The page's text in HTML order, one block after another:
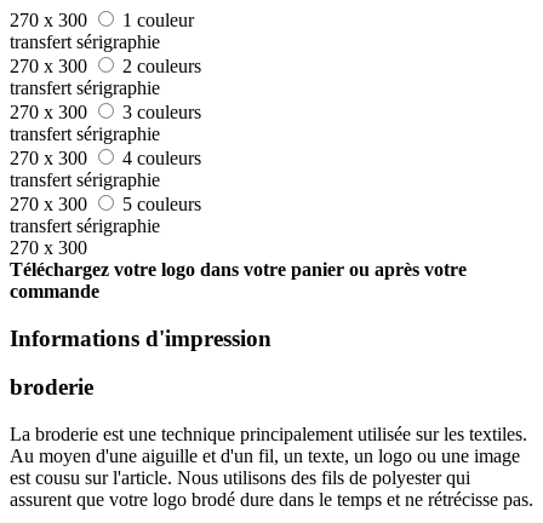
270 x 300
1 couleur
transfert sérigraphie
270 x 300
2 couleurs
transfert sérigraphie
270 x 300
3 couleurs
transfert sérigraphie
270 x 300
4 couleurs
transfert sérigraphie
270 x 300
5 couleurs
transfert sérigraphie
270 x 300
Téléchargez votre logo dans votre panier ou après votre
commande
Informations d'impression
broderie
La broderie est une technique principalement utilisée sur les textiles.
Au moyen d'une aiguille et d'un fil, un texte, un logo ou une image
est cousu sur l'article. Nous utilisons des fils de polyester qui
assurent que votre logo brodé dure dans le temps et ne rétrécisse pas.